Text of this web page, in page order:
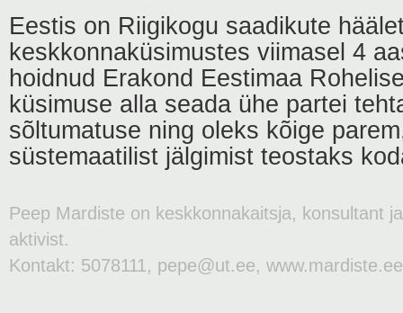
Eestis on Riigikogu saadikute
keskkonnaküsimustes viimasel 4
hoidnud Erakond Eestimaa
küsimuse alla seada ühe partei
sõltumatuse ning oleks kõige
süstemaatilist jälgimist teostaks
Peep Mardiste on keskkonnakaitsja, konsultant
aktivist.
Kontakt: 5078111, pepe@ut.ee, www.mardiste.ee